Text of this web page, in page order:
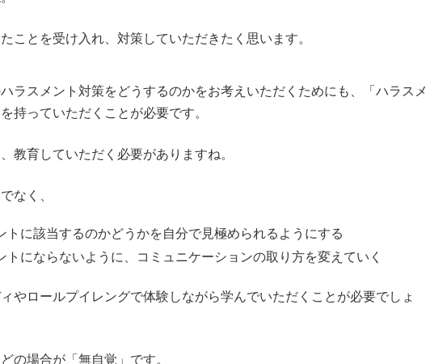
ことを受け入れ、対策していただきたく思います。
ラスメント対策をどうするのかをお考えいただくためにも、「ハラスメ
持っていただくことが必要です。
教育していただく必要がありますね。
なく、
トに該当するのかどうかを自分で見極められるようにする
トにならないように、コミュニケーションの取り方を変えていく
やロールプイレングで体験しながら学んでいただくことが必要でしょ
の場合が「無自覚」です。